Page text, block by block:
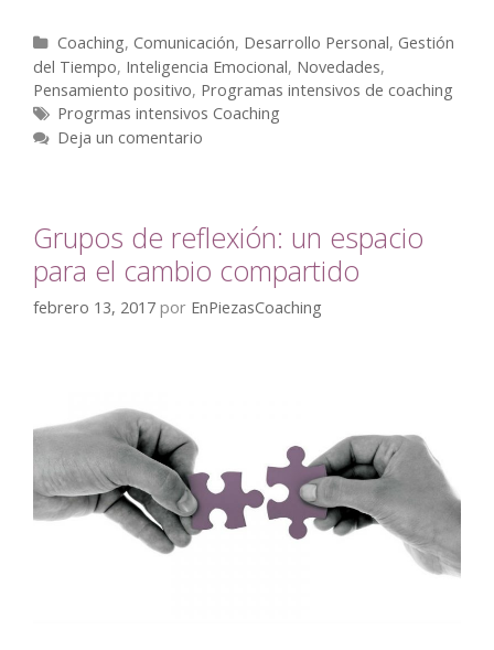
Coaching, Comunicación, Desarrollo Personal, Gestión
del Tiempo, Inteligencia Emocional, Novedades,
Pensamiento positivo, Programas intensivos de coaching
Progrmas intensivos Coaching
Deja un comentario
Grupos de reflexión: un espacio
para el cambio compartido
febrero 13, 2017 por EnPiezasCoaching